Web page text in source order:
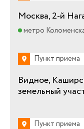
Москва, 2-й
метро
Пункт приема
Видное,
земельный
Пункт приема